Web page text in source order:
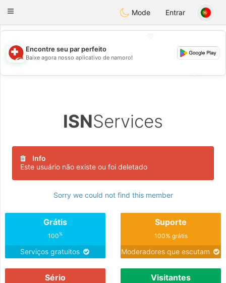
Suissi
Toggle
Mode Entrar
💖
💕
Encontre seu par perfeito
Baixe agora nosso aplicativo de namoro!
ISNServices
Info
Este usuário não existe ou foi deletado
Sorry we could not find this member
Grátis
100%
Serviços gratuitos
Suporte
100% grátis
Moderadores que escutam
Sério Visitantes